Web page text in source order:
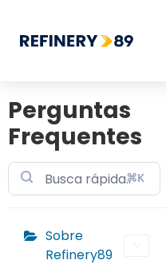
Perguntas
Frequentes
⌘K
Sobre
Refinery89